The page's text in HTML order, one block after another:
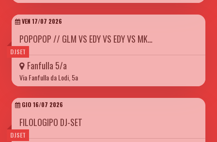
DJSET
VEN 17/07 2026
POPOPOP // GLM VS EDY VS EDY VS MK…
Fanfulla 5/a
Via Fanfulla da Lodi, 5a
DJSET
GIO 16/07 2026
FILOLOGIPO DJ-SET